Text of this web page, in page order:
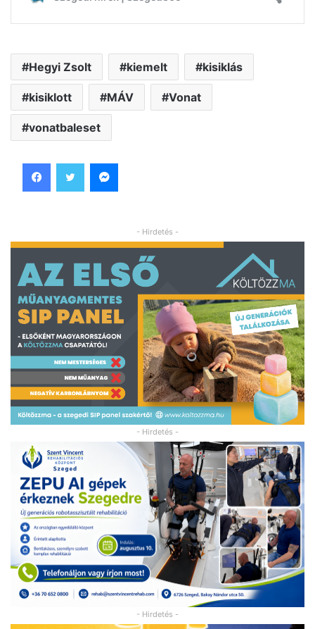
Hegyi Zsolt kiemelt kisiklás
kisiklott MÁV Vonat
vonatbaleset
- Hirdetés -
- Hirdetés -
- Hirdetés -